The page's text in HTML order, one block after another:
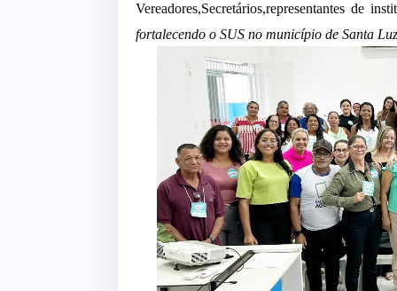
Vereadores,Secretários,representantes de
fortalecendo o SUS no município de Santa